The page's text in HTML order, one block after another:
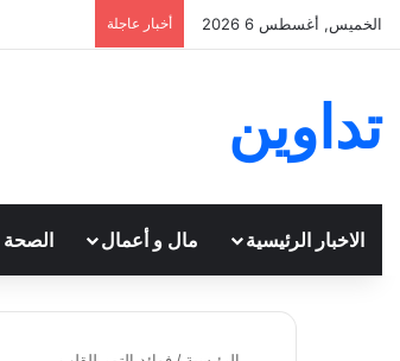
الخميس, أغسطس 6 2026 أخبار عاجلة
تداوين
الاخبار الرئيسية مال و أعمال